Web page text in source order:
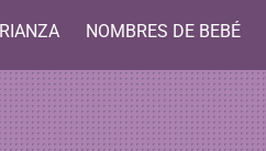
NOMBRES DE BEBÉ